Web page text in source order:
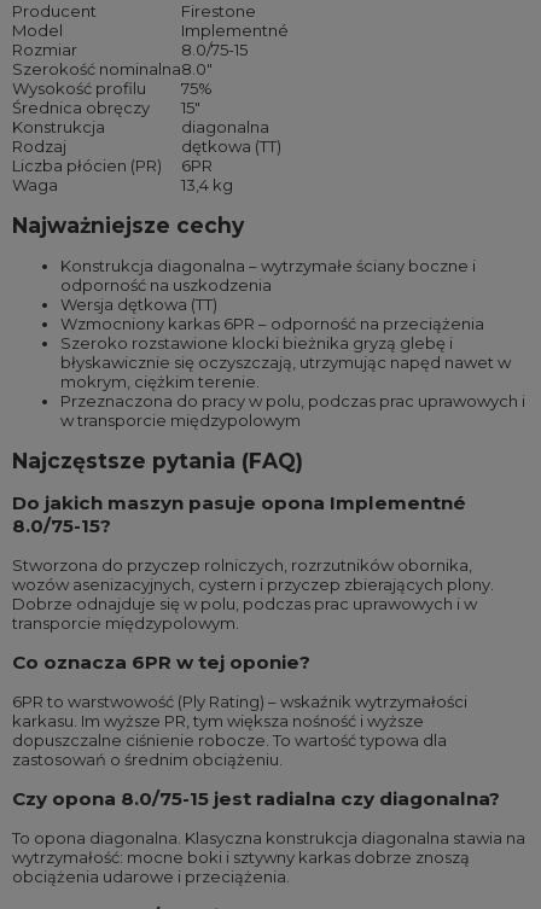
Producent
Firestone
Model
Implementné
Rozmiar
8.0/75-15
Szerokość nominalna8.0″
Wysokość profilu
75%
Średnica obręczy
15″
Konstrukcja
diagonalna
Rodzaj
dętkowa (TT)
Liczba płócien (PR)
6PR
Waga
13,4 kg
Najważniejsze cechy
Konstrukcja diagonalna – wytrzymałe ściany boczne i
odporność na uszkodzenia
Wersja dętkowa (TT)
Wzmocniony karkas 6PR – odporność na przeciążenia
Szeroko rozstawione klocki bieżnika gryzą glebę i
błyskawicznie się oczyszczają, utrzymując napęd nawet w
mokrym, ciężkim terenie.
Przeznaczona do pracy w polu, podczas prac uprawowych i
w transporcie międzypolowym
Najczęstsze pytania (FAQ)
Do jakich maszyn pasuje opona Implementné
8.0/75-15?
Stworzona do przyczep rolniczych, rozrzutników obornika,
wozów asenizacyjnych, cystern i przyczep zbierających plony.
Dobrze odnajduje się w polu, podczas prac uprawowych i w
transporcie międzypolowym.
Co oznacza 6PR w tej oponie?
6PR to warstwowość (Ply Rating) – wskaźnik wytrzymałości
karkasu. Im wyższe PR, tym większa nośność i wyższe
dopuszczalne ciśnienie robocze. To wartość typowa dla
zastosowań o średnim obciążeniu.
Czy opona 8.0/75-15 jest radialna czy diagonalna?
To opona diagonalna. Klasyczna konstrukcja diagonalna stawia na
wytrzymałość: mocne boki i sztywny karkas dobrze znoszą
obciążenia udarowe i przeciążenia.